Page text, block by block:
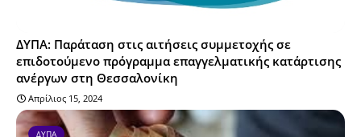
ΔΥΠΑ: Παράταση στις αιτήσεις συμμετοχής σε
επιδοτούμενο πρόγραμμα επαγγελματικής κατάρτισης
ανέργων στη Θεσσαλονίκη
Απρίλιος 15, 2024
ΔΥΠΑ